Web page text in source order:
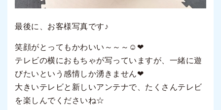
最後に、お客様写真です♪
笑顔がとってもかわいい～～～☺❤
テレビの横におもちゃが写っていますが、一緒に遊
びたいという感情しか湧きません❤
大きいテレビと新しいアンテナで、たくさんテレビ
を楽しんでくださいね☆